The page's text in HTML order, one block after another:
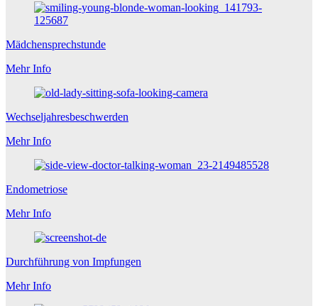
Mädchensprechstunde
Mehr Info
Wechseljahresbeschwerden
Mehr Info
Endometriose
Mehr Info
Durchführung von Impfungen
Mehr Info